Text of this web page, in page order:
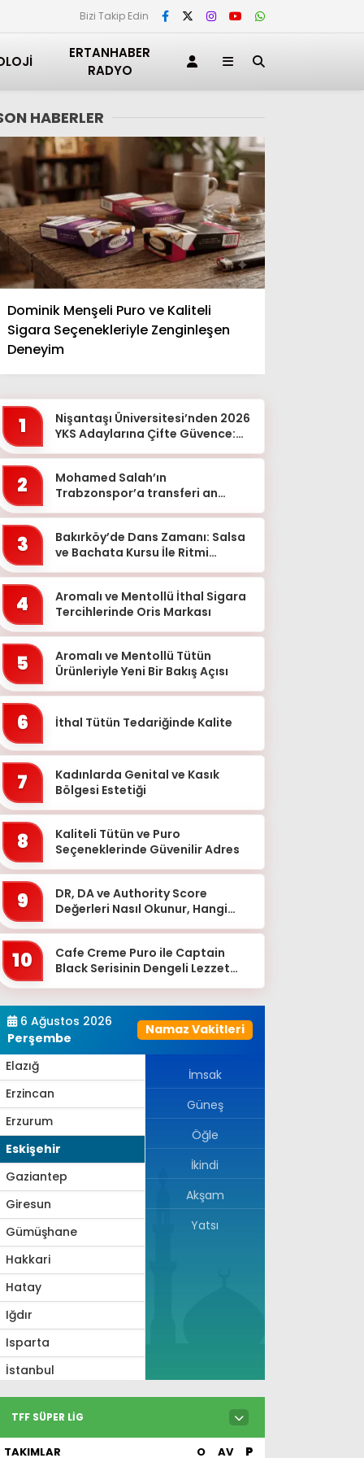
Bizi Takip Edin
ERTANHABER
RADYO
HABERLER
Dominik Menşeli Puro ve Kaliteli
Sigara Seçenekleriyle Zenginleşen
Deneyim
1
Nişantaşı Üniversitesi’nden 2026
YKS Adaylarına Çifte Güvence:
2
Mohamed Salah’ın
Trabzonspor’a transferi an
3
Bakırköy’de Dans Zamanı: Salsa
ve Bachata Kursu İle Ritmi
4
Aromalı ve Mentollü İthal Sigara
Tercihlerinde Oris Markası
5
Aromalı ve Mentollü Tütün
Ürünleriyle Yeni Bir Bakış Açısı
6 İthal Tütün Tedariğinde Kalite
7
Kadınlarda Genital ve Kasık
Bölgesi Estetiği
8
Kaliteli Tütün ve Puro
Seçeneklerinde Güvenilir Adres
9
DR, DA ve Authority Score
Değerleri Nasıl Okunur, Hangi
10
Cafe Creme Puro ile Captain
Black Serisinin Dengeli Lezzet
6 Ağustos 2026
Perşembe
Namaz Vakitleri
Adana
Adıyaman
Afyonkarahisar
Ağrı
Aksaray
Amasya
Ankara
Antalya
Ardahan
Artvin
Aydın
Balıkesir
Bartın
Batman
Bayburt
Bilecik
Bingöl
Bitlis
Bolu
Burdur
Bursa
Çanakkale
Çankırı
Çorum
Denizli
Diyarbakır
Düzce
Edirne
Elazığ
Erzincan
Erzurum
Eskişehir
Gaziantep
Giresun
Gümüşhane
Hakkari
Hatay
Iğdır
Isparta
İstanbul
İzmir
Kahramanmaraş
Karabük
İmsak
Güneş
Öğle
İkindi
Akşam
Yatsı
TFF SÜPER LIG
TAKIMLAR O AV P